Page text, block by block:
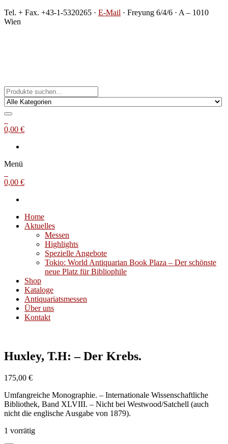
Zum
Inhalt
Tel. + Fax. +43-1-5320265 · E-Mail · Freyung 6/4/6 · A – 1010
Wien
0,00 €
Menü
0,00 €
Home
Aktuelles
Messen
Highlights
Spezielle Angebote
Tokio: World Antiquarian Book Plaza – Der schönste
neue Platz für Bibliophile
Shop
Kataloge
Antiquariatsmessen
Über uns
Kontakt
Huxley, T.H: – Der Krebs.
175,00 €
Umfangreiche Monographie. – Internationale Wissenschaftliche
Bibliothek, Band XLVIII. – Nicht bei Westwood/Satchell (auch
nicht die englische Ausgabe von 1879).
1 vorrätig